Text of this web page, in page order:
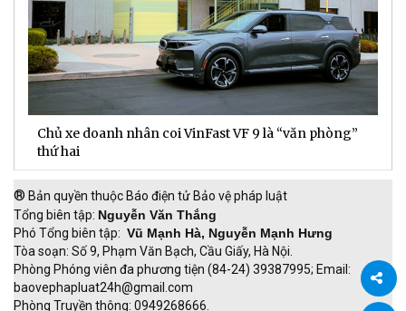
Chủ xe doanh nhân coi VinFast VF 9 là “văn phòng”
thứ hai
® Bản quyền thuộc Báo điện tử Bảo vệ pháp luật
Tổng biên tập: Nguyễn Văn Thắng
Phó Tổng biên tập: Vũ Mạnh Hà, Nguyễn Mạnh Hưng
Tòa soạn: Số 9, Phạm Văn Bạch, Cầu Giấy, Hà Nội.
Phòng Phóng viên đa phương tiện (84-24) 39387995; Email:
baovephapluat24h@gmail.com
Phòng Truyền thông: 0949268666.